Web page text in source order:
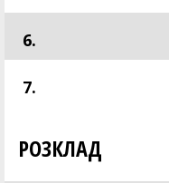
6.
7.
РОЗКЛАД